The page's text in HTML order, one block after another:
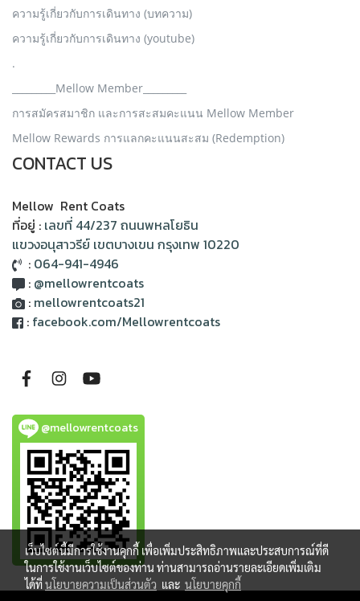
ความรู้เกี่ยวกับการเดินทาง (บทความ)
ความรู้เกี่ยวกับการเดินทาง (youtube)
.
_________Mellow Member_________
การสมัครสมาชิก และการสะสมคะแนน Mellow Member
Mellow Rewards การแลกคะแนนสะสม (Redemption)
CONTACT US
Mellow Rent Coats
ที่อยู่ : เลขที่ 44/237 ถนนพหลโยธิน
แขวงอนุสาวรีย์ เขตบางเขน กรุงเทพ 10220
: 064-941-4946
: @mellowrentcoats
: mellowrentcoats21
: facebook.com/Mellowrentcoats
@mellowrentcoats
เว็บไซต์นี้มีการใช้งานคุกกี้ เพื่อเพิ่มประสิทธิภาพและประสบการณ์ที่ดี
ในการใช้งานเว็บไซต์ของท่าน ท่านสามารถอ่านรายละเอียดเพิ่มเติม
ได้ที่นโยบายความเป็นส่วนตัว และ นโยบายคุกกี้